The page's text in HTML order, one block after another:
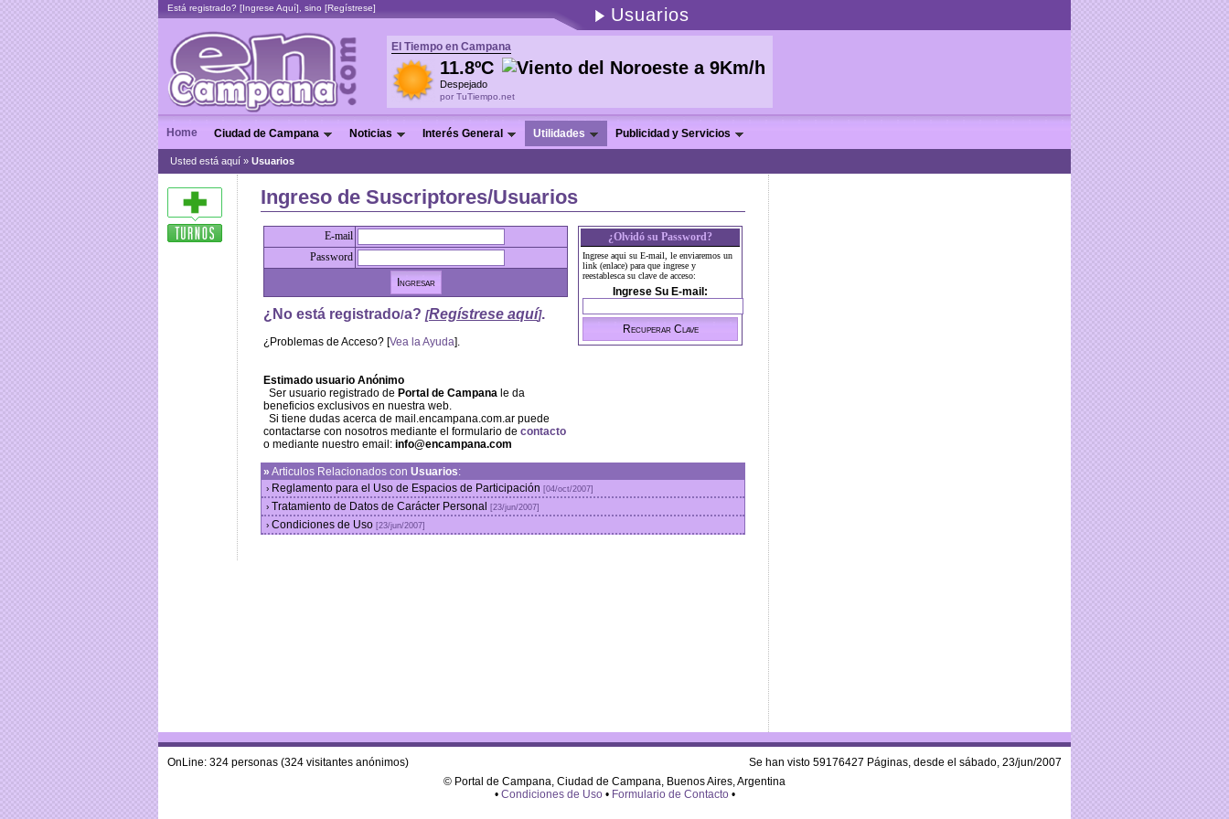
Está registrado? [Ingrese Aquí], sino [Regístrese] Usuarios
El Tiempo en Campana
11.8ºC
Despejado
por TuTiempo.net
Home Ciudad de Campana Noticias Interés General Utilidades Publicidad y Servicios
Usted está aquí » Usuarios
Ingreso de Suscriptores/Usuarios
E-mail
Password
¿No está registrado/a? [Regístrese aquí].
¿Problemas de Acceso? [Vea la Ayuda].
Estimado usuario Anónimo
Ser usuario registrado de Portal de Campana le da
beneficios exclusivos en nuestra web.
Si tiene dudas acerca de mail.encampana.com.ar puede
contactarse con nosotros mediante el formulario de contacto
o mediante nuestro email: info@encampana.com
¿Olvidó su Password?
Ingrese aqui su E-mail, le enviaremos un
link (enlace) para que ingrese y
reestablesca su clave de acceso:
Ingrese Su E-mail:
» Articulos Relacionados con Usuarios:
› Reglamento para el Uso de Espacios de Participación [04/oct/2007]
› Tratamiento de Datos de Carácter Personal [23/jun/2007]
› Condiciones de Uso [23/jun/2007]
Se han visto 59176427 Páginas, desde el sábado, 23/jun/2007
OnLine: 324 personas (324 visitantes anónimos)
© Portal de Campana, Ciudad de Campana, Buenos Aires, Argentina
• Condiciones de Uso• Formulario de Contacto•